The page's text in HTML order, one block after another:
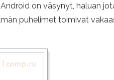
on väsynyt, haluan
puhelimet toimivat